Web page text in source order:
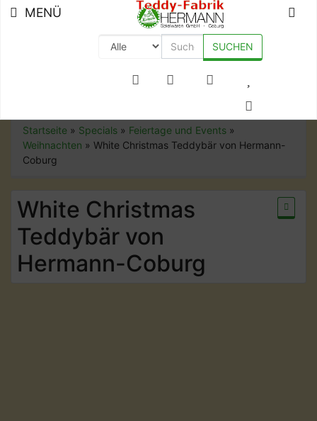
+49 (0) 9561-8590-0
MENÜ
SUCHEN
Startseite » Specials » Feiertage und Events »
Weihnachten » White Christmas Teddybär von Hermann-
Coburg
White Christmas
Teddybär von
Hermann-Coburg